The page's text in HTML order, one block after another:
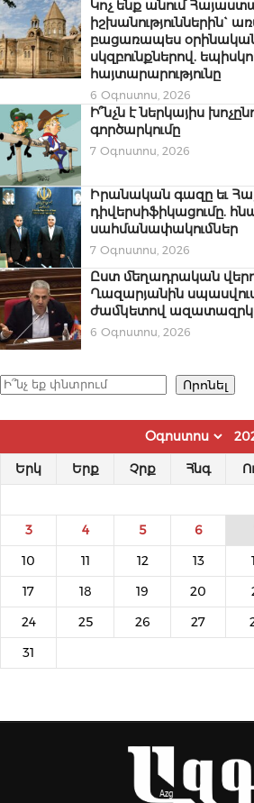
Կոչ ենք անում
իշխանություններին`
բացառապես
սկզբունքներով.
հայտարարությունը
6 Օգոստոս, 2026
Ի՞նչն է ներկայիս
գործարկումը
7 Օգոստոս, 2026
Իրանական գազը եւ
դիվերսիֆիկացումը.
սահմանափակումներ
7 Օգոստոս, 2026
Ըստ մեղադրական
Ղազարյանին
ժամկետով
6 Օգոստոս, 2026
Որոնել Որոնել
Երկ Երք Չրք Հնգ
3 4 5 6
10 11 12 13
17 18 19 20
24 25 26 27
31